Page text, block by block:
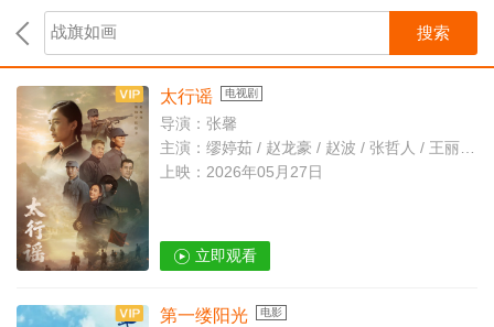
搜索
太行谣 电视剧
导演：张馨
上映：2026年05月27日
立即观看
第一缕阳光 电影